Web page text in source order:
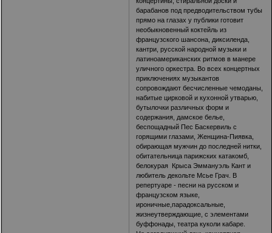
барабанов под предводительством тубы
прямо на глазах у публики готовит
необыкновенный коктейль из
французского шансона, диксиленда,
кантри, русской народной музыки и
латиноамериканских ритмов в манере
уличного оркестра. Во всех концертных
приключениях музыкантов
сопровождают бесчисленные чемоданы,
набитые цирковой и кухонной утварью,
бутылочки различных форм и
содержания, дамское белье,
беспощадный Пес Баскервиль с
горящими глазами, Женщина-Пиявка,
обирающая мужчин до последней нитки,
обитательница парижских катакомб,
белокурая Крыса Эммануэль Кант и
любитель декольте Мсье Грач. В
репертуаре - песни на русском и
французском языке,
ироничные,парадоксальные,
жизнеутверждающие, с элементами
буффонады, театра куколи кабаре.